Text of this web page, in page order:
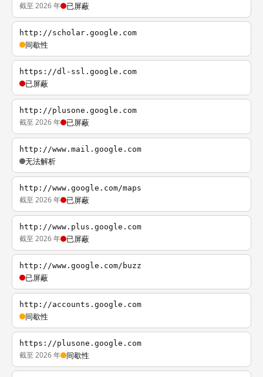
截至 2026 年 已屏蔽
http://scholar.google.com
间歇性
https://dl-ssl.google.com
已屏蔽
http://plusone.google.com
截至 2026 年 已屏蔽
http://www.mail.google.com
无法解析
http://www.google.com/maps
截至 2026 年 已屏蔽
http://www.plus.google.com
截至 2026 年 已屏蔽
http://www.google.com/buzz
已屏蔽
http://accounts.google.com
间歇性
https://plusone.google.com
截至 2026 年 间歇性